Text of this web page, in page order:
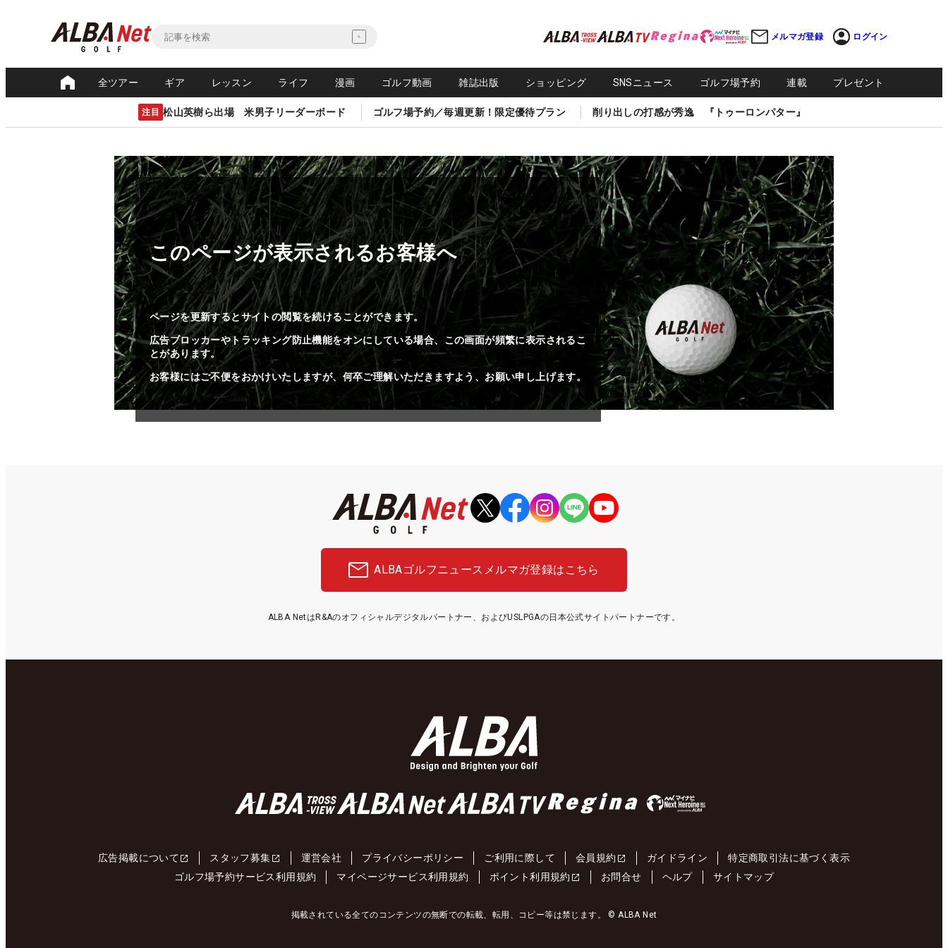
メルマガ登録 ログイン
全ツアー ギア レッスン ライフ 漫画 ゴルフ動画 雑誌出版 ショッピング SNSニュース ゴルフ場予約 連載 プレゼント
注目 松山英樹ら出場 米男子リーダーボード ゴルフ場予約／毎週更新！限定優待プラン 削り出しの打感が秀逸 『トゥーロンパター』
このページが表示されるお客様へ
ページを更新するとサイトの閲覧を続けることができます。
広告ブロッカーやトラッキング防止機能をオンにしている場合、この画面が頻繁に表示されるこ
とがあります。
お客様にはご不便をおかけいたしますが、何卒ご理解いただきますよう、お願い申し上げます。
ALBAゴルフニュース メルマガ登録はこちら
ALBA NetはR&Aのオフィシャルデジタルパートナー、およびUSLPGAの日本公式サイトパートナーです。
広告掲載について スタッフ募集 運営会社 プライバシーポリシー ご利用に際して 会員規約 ガイドライン
特定商取引法に基づく表示
ゴルフ場予約サービス利用規約
マイページサービス利用規約 ポイント利用規約 お問合せ ヘルプ サイトマップ
掲載されている全てのコンテンツの無断での転載、転用、コピー等は禁じます。 © ALBA Net